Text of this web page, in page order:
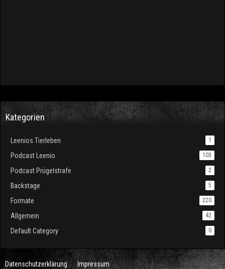
Kategorien
Leenios Tierleben 1
Podcast Leenio 103
Podcast Prügelstrafe 2
Backstage 5
Formate 220
Allgemein 42
Default Category 0
Datenschutzerklärung Impressum